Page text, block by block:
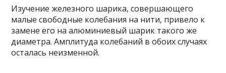
Изучение железного шарика, совершающего
малые свободные колебания на нити, привело к
замене его на алюминиевый шарик такого же
диаметра. Амплитуда колебаний в обоих случаях
осталась неизменной.